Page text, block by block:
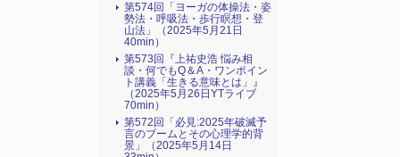
第574回「ヨーガの体操法・姿
勢法・呼吸法・歩行瞑想・登
山法」（2025年5月21日
40min）
第573回『上祐史浩 悩み相
談・何でもQ＆A・ワンポイン
ト講義「生きる意味とは」』
（2025年5月26日YTライブ
70min）
第572回「必見:2025年破滅予
言のブームとその心理学的背
景」（2025年5月14日